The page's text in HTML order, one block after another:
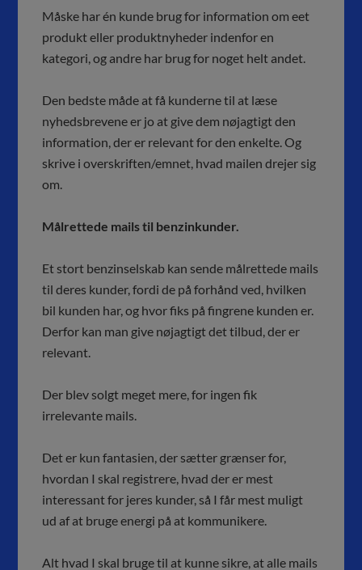
Måske har én kunde brug for information om eet
produkt eller produktnyheder indenfor en
kategori, og andre har brug for noget helt andet.
Den bedste måde at få kunderne til at læse
nyhedsbrevene er jo at give dem nøjagtigt den
information, der er relevant for den enkelte. Og
skrive i overskriften/emnet, hvad mailen drejer sig
om.
Målrettede mails til benzinkunder.
Et stort benzinselskab kan sende målrettede mails
til deres kunder, fordi de på forhånd ved, hvilken
bil kunden har, og hvor fiks på fingrene kunden er.
Derfor kan man give nøjagtigt det tilbud, der er
relevant.
Der blev solgt meget mere, for ingen fik
irrelevante mails.
Det er kun fantasien, der sætter grænser for,
hvordan I skal registrere, hvad der er mest
interessant for jeres kunder, så I får mest muligt
ud af at bruge energi på at kommunikere.
Alt hvad I skal bruge til at kunne sikre, at alle mails